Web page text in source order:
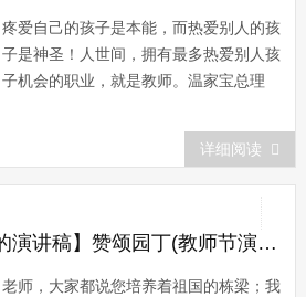
疼爱自己的孩子是本能，而热爱别人的孩
子是神圣！人世间，拥有最多热爱别人孩
子机会的职业，就是教师。温家宝总理
以说，老师是蜡烛，在孩子们心里点燃希
望，并且照亮他们的一生”。是啊，关
心、爱护学生是教师的天职，爱为师德之
本，无爱则无教育。植根于爱是处理好师
生关系的...
详细阅读
【教师节赞颂老师的演讲稿】赞颂园丁(教师节演讲稿)
老师，大家都说您培养着祖国的栋梁；我